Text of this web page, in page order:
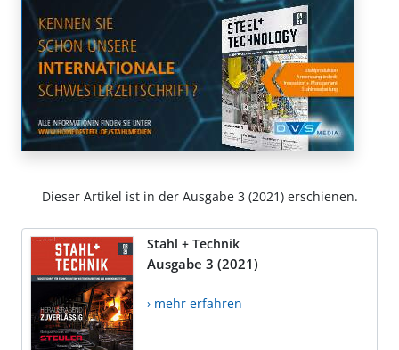
Dieser Artikel ist in der Ausgabe 3 (2021) erschienen.
Stahl + Technik
Ausgabe 3 (2021)
› mehr erfahren